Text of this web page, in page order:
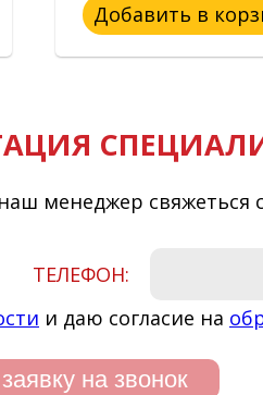
Добавить в
менеджер свяжеться
ТЕЛЕФОН:
и даю согласие на